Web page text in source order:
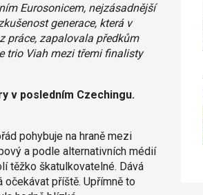
Eurosonicem, nejzásadnější
generace, která v
práce, zapalovala předkům
trio Viah mezi třemi finalisty
v posledním Czechingu.
pohybuje na hraně mezi
a podle alternativních médií
těžko škatulkovatelné. Dává
očekávat příště. Upřímně to